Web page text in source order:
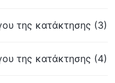
της κατάκτησης (3)
της κατάκτησης (4)